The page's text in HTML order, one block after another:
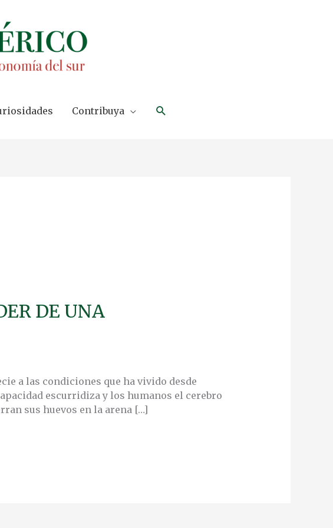
Contribuya Search
DE UNA
a las condiciones que ha vivido desde
escurridiza y los humanos el cerebro
sus huevos en la arena […]